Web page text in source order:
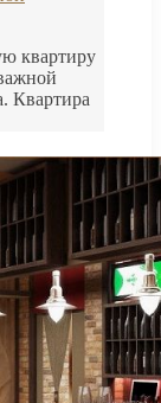
квартиру
Квартира